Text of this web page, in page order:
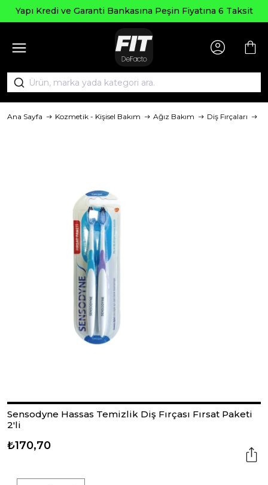
Yapı Kredi ve Garanti Bankasına Peşin Fiyatına 6 Taksit
Ana Sayfa Kozmetik - Kişisel Bakım Ağız Bakım Diş Fırçaları
Sensodyne Hassas Temizlik Diş Fırçası Fırsat Paketi
2'li
₺170,70